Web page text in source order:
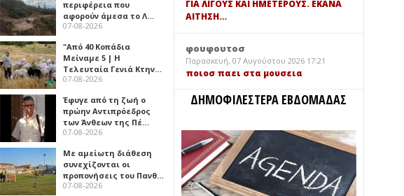
περιφέρεια που
αφορούν άμεσα το Λ…
07-08-2026
"Από 40 Κοπάδια
Μείναμε 5 | Η
Τελευταία Γενιά Κτην…
07-08-2026
Έφυγε από τη ζωή ο
πρώην Αντιπρόεδρος
των Άνθεων της Πέ…
07-08-2026
Με αμείωτη διάθεση
συνεχίζονται οι
προπονήσεις του Πανθ…
07-08-2026
ΓΙΑ ΛΙΓΟΥΣ ΚΑΙ ΗΜΕΤΕΡΟΥΣ. ΕΚΑΝΑ
ΑΙΤΗΣΗ…
φουφουτοσ
Παρασκευή, 07 Αυγούστου 2026 17:21
ποιοσ παει στα μουσεια
ΔΗΜΟΦΙΛΕΣΤΕΡΑ ΕΒΔΟΜΑΔΑΣ